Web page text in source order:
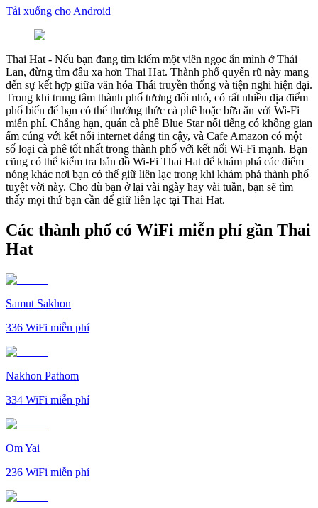
Tải xuống cho Android
Thai Hat - Nếu bạn đang tìm kiếm một viên ngọc ẩn mình ở Thái
Lan, đừng tìm đâu xa hơn Thai Hat. Thành phố quyến rũ này mang
đến sự kết hợp giữa văn hóa Thái truyền thống và tiện nghi hiện đại.
Trong khi trung tâm thành phố tương đối nhỏ, có rất nhiều địa điểm
phổ biến để bạn có thể thưởng thức cà phê hoặc bữa ăn với Wi-Fi
miễn phí. Chẳng hạn, quán cà phê Blue Star nổi tiếng có không gian
ấm cúng với kết nối internet đáng tin cậy, và Cafe Amazon có một
số loại cà phê tốt nhất trong thành phố với kết nối Wi-Fi mạnh. Bạn
cũng có thể kiểm tra bản đồ Wi-Fi Thai Hat để khám phá các điểm
nóng khác nơi bạn có thể giữ liên lạc trong khi khám phá thành phố
tuyệt vời này. Cho dù bạn ở lại vài ngày hay vài tuần, bạn sẽ tìm
thấy mọi thứ bạn cần để giữ liên lạc tại Thai Hat.
Các thành phố có WiFi miễn phí gần Thai
Hat
Samut Sakhon
336 WiFi miễn phí
Nakhon Pathom
334 WiFi miễn phí
Om Yai
236 WiFi miễn phí